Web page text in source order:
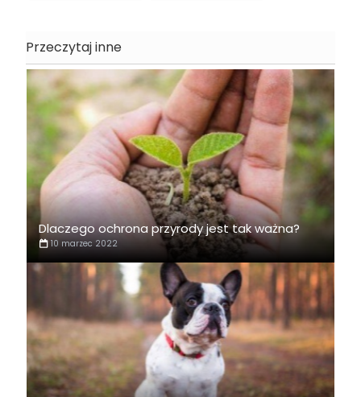
Przeczytaj inne
Dlaczego ochrona przyrody jest tak ważna?
10 marzec 2022